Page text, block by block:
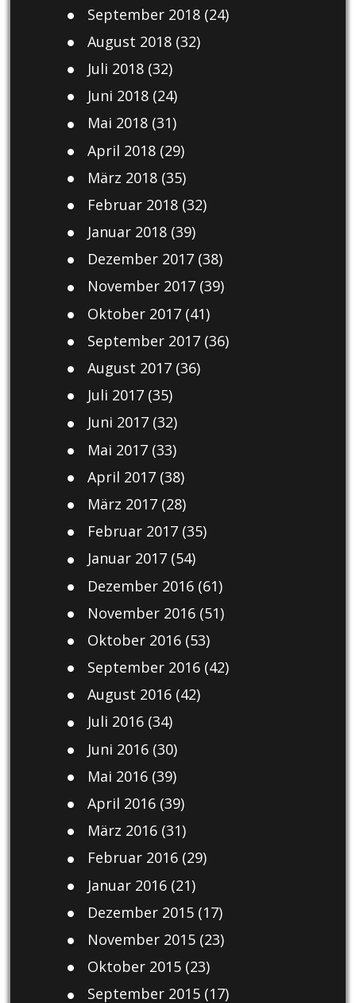
September 2018(24)
August 2018(32)
Juli 2018(32)
Juni 2018(24)
Mai 2018(31)
April 2018(29)
März 2018(35)
Februar 2018(32)
Januar 2018(39)
Dezember 2017(38)
November 2017(39)
Oktober 2017(41)
September 2017(36)
August 2017(36)
Juli 2017(35)
Juni 2017(32)
Mai 2017(33)
April 2017(38)
März 2017(28)
Februar 2017(35)
Januar 2017(54)
Dezember 2016(61)
November 2016(51)
Oktober 2016(53)
September 2016(42)
August 2016(42)
Juli 2016(34)
Juni 2016(30)
Mai 2016(39)
April 2016(39)
März 2016(31)
Februar 2016(29)
Januar 2016(21)
Dezember 2015(17)
November 2015(23)
Oktober 2015(23)
September 2015(17)